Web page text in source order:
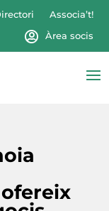
Associa’t!
Àrea socis